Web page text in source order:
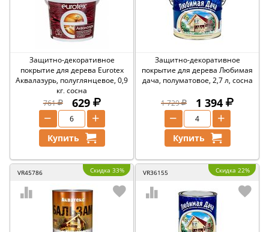
Защитно-декоративное
покрытие для дерева Eurotex
Аквалазурь, полуглянцевое, 0,9
кг, сосна
761
629
+
−
Купить
Защитно-декоративное
покрытие для дерева Любимая
дача, полуматовое, 2,7 л, сосна
1 729 1 394
+
−
Купить
VR45786 Скидка 33% VR36155 Скидка 22%